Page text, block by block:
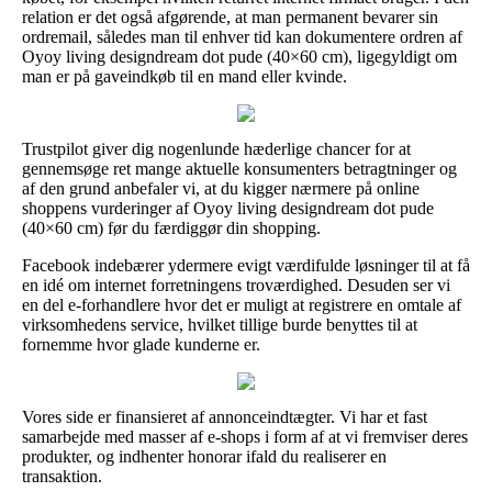
relation er det også afgørende, at man permanent bevarer sin
ordremail, således man til enhver tid kan dokumentere ordren af
Oyoy living designdream dot pude (40×60 cm), ligegyldigt om
man er på gaveindkøb til en mand eller kvinde.
Trustpilot giver dig nogenlunde hæderlige chancer for at
gennemsøge ret mange aktuelle konsumenters betragtninger og
af den grund anbefaler vi, at du kigger nærmere på online
shoppens vurderinger af Oyoy living designdream dot pude
(40×60 cm) før du færdiggør din shopping.
Facebook indebærer ydermere evigt værdifulde løsninger til at få
en idé om internet forretningens troværdighed. Desuden ser vi
en del e-forhandlere hvor det er muligt at registrere en omtale af
virksomhedens service, hvilket tillige burde benyttes til at
fornemme hvor glade kunderne er.
Vores side er finansieret af annonceindtægter. Vi har et fast
samarbejde med masser af e-shops i form af at vi fremviser deres
produkter, og indhenter honorar ifald du realiserer en
transaktion.